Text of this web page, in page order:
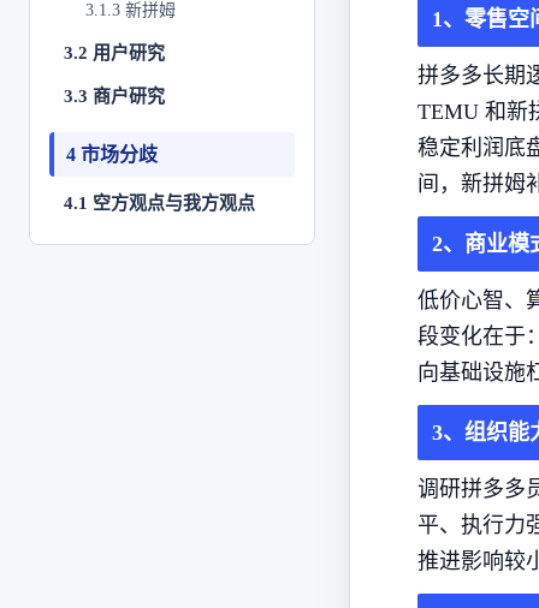
3.1.3 新拼姆
3.2 用户研究
3.3 商户研究
4 市场分歧
4.1 空方观点与我方观点
1、零售空
拼多多长期
TEMU 和新
稳定利润底
间，新拼姆
2、商业模
低价心智、
段变化在于
向基础设施
3、组织能
调研拼多多
平、执行力
推进影响较